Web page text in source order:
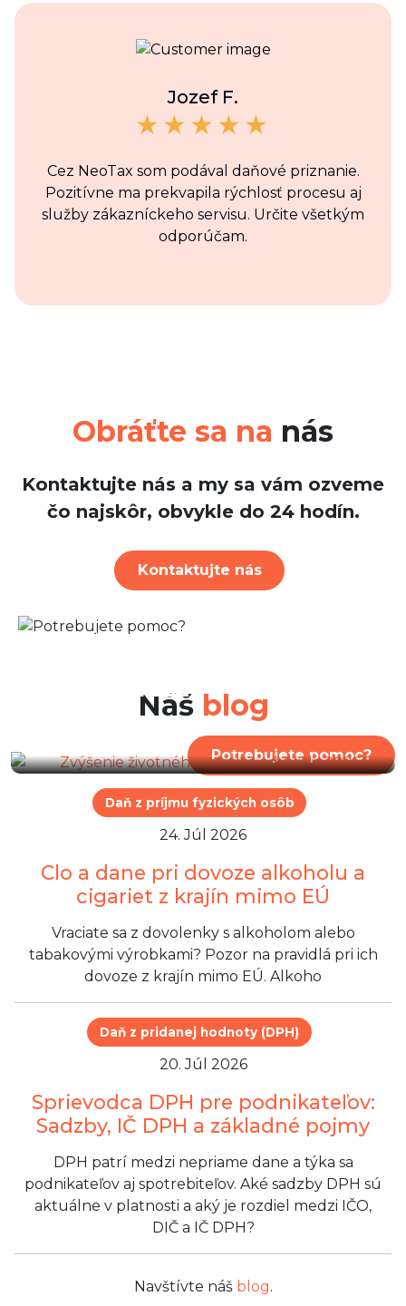
Jozef F.
Cez NeoTax som podával daňové priznanie.
Pozitívne ma prekvapila rýchlosť procesu aj
služby zákazníckeho servisu. Určite všetkým
odporúčam.
Obráťte sa na nás
Kontaktujte nás a my sa vám ozveme
čo najskôr, obvykle do 24 hodín.
Kontaktujte nás
Potrebujete pomoc?
Náš blog
29. Júl 2026
od 1. júla 2026
Daň z príjmu fyzických osôb
24. Júl 2026
Clo a dane pri dovoze alkoholu a
cigariet z krajín mimo EÚ
Vraciate sa z dovolenky s alkoholom alebo
tabakovými výrobkami? Pozor na pravidlá pri ich
dovoze z krajín mimo EÚ. Alkoho
Daň z pridanej hodnoty (DPH)
20. Júl 2026
Sprievodca DPH pre podnikateľov:
Sadzby, IČ DPH a základné pojmy
DPH patrí medzi nepriame dane a týka sa
podnikateľov aj spotrebiteľov. Aké sadzby DPH sú
aktuálne v platnosti a aký je rozdiel medzi IČO,
DIČ a IČ DPH?
Navštívte náš blog.